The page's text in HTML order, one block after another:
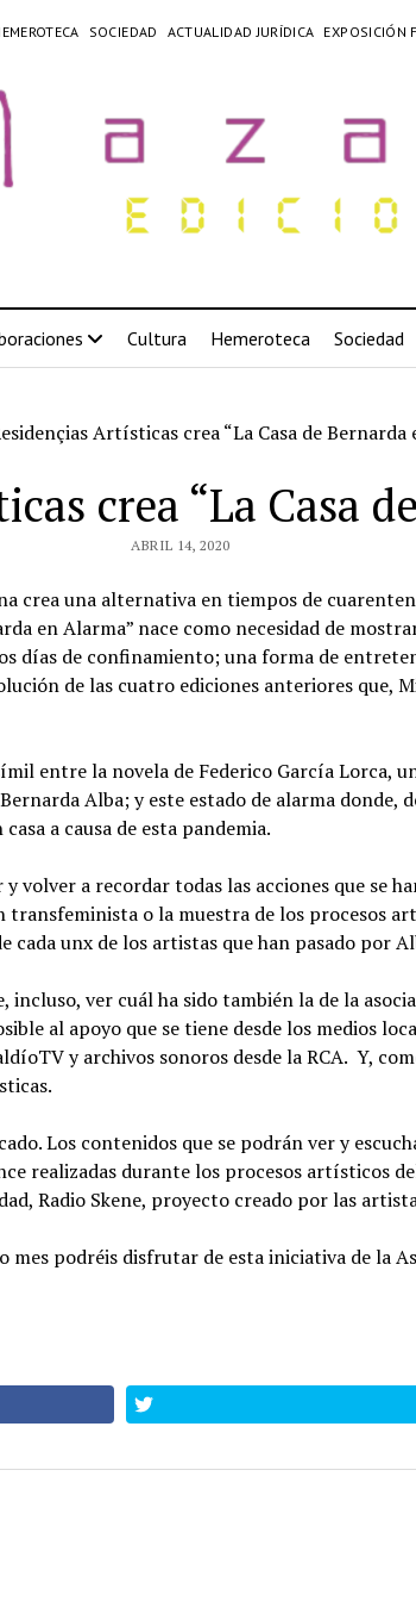
SOCIEDAD ACTUALIDAD JURÍDICA EXPOSICIÓN
Cultura Hemeroteca Sociedad
Artísticas crea “La Casa de Bernarda
crea “La Casa
ABRIL 14, 2020
crea una alternativa en tiempos de
en Alarma” nace como necesidad de
días de confinamiento; una forma de
de las cuatro ediciones anteriores que,
entre la novela de Federico García Lorca,
Alba; y este estado de alarma donde,
a causa de esta pandemia.
volver a recordar todas las acciones que se
o la muestra de los procesos
cada unx de los artistas que han pasado por
incluso, ver cuál ha sido también la de la
al apoyo que se tiene desde los medios
y archivos sonoros desde la RCA. Y,
Los contenidos que se podrán ver y
realizadas durante los procesos artísticos
Radio Skene, proyecto creado por las
mes podréis disfrutar de esta iniciativa de la